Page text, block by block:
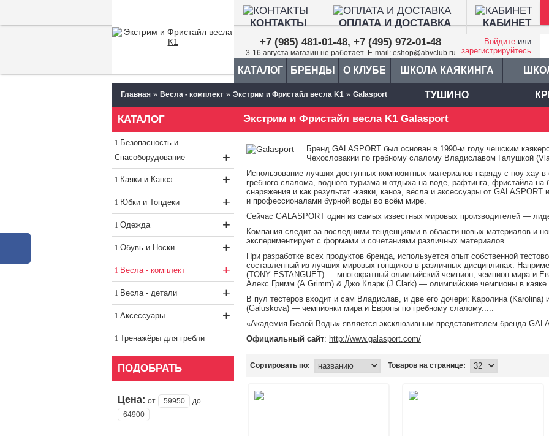
КОНТАКТЫ ОПЛАТА И ДОСТАВКА
КАБИНЕТ
+7 (985) 481-01-48, +7 (495) 972-01-48
3-16 августа магазин не работает E-mail: eshop@abvclub.ru
Войдите или
зарегистрируйтесь
КАТАЛОГ БРЕНДЫ О КЛУБЕ ШКОЛА КАЯКИНГА
ТУШИНО
Главная » Весла - комплект » Экстрим и Фристайл весла K1 » Galasport
КАТАЛОГ
Безопасность и
Спасоборудование
+
Каяки и Каноэ +
Юбки и Топдеки +
Одежда +
Обувь и Носки +
Весла - комплект +
Весла - детали +
Аксессуары +
Тренажёры для гребли
ПОДОБРАТЬ
Цена: от до
Экстрим и Фристайл весла K1 Galasport
Бренд GALASPORT был основан в 1990-м году чешским
Чехословакии по гребному слалому Владиславом Галушкой
Использование лучших доступных композитных материалов наряду с ноу-хау в
гребного слалома, водного туризма и отдыха на воде, рафтинга, фристайла на
снаряжения и как результат -каяки, каноэ, вёсла и аксессуары от
и профессионалами бурной воды во всём мире.
Сейчас GALASPORT один из самых известных мировых производителей —
Компания следит за последними тенденциями в области новых материалов и
экспериментирует с формами и сочетаниями различных материалов.
При разработке всех продуктов бренда, используется опыт собственной
составленный из лучших мировых гонщиков в различных дисциплинах.
(TONY ESTANGUET) — многократный олимпийский чемпион, чемпион мира и
Aлекс Гримм (A.Grimm) & Джо Кларк (J.Clark) — олимпийские чемпионы в каяке
В пул тестеров входит и сам Владислав, и две его дочери: Каролина (Karolina)
(Galuskova) — чемпионки мира и Европы по гребному слалому.....
«Академия Белой Воды» является эксклюзивным представителем бренда
Официальный сайт: http://www.galasport.com/
Сортировать по: Товаров на странице: